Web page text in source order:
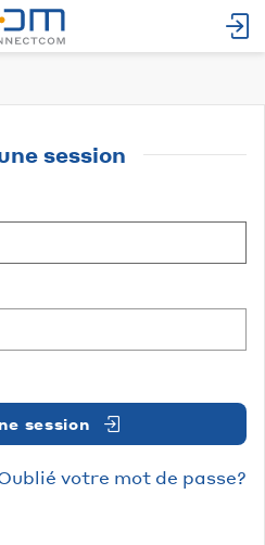
session
session
votre mot de passe?